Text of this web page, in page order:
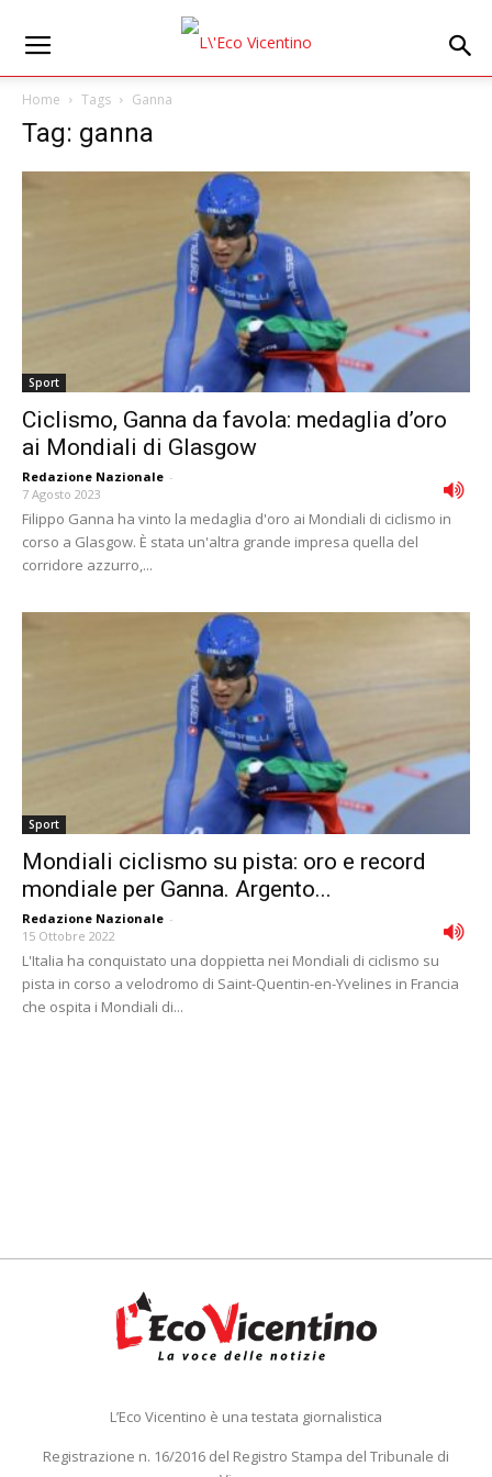
Home Tags Ganna
Tag: ganna
Sport
Ciclismo, Ganna da favola: medaglia d’oro
ai Mondiali di Glasgow
Redazione Nazionale -
7 Agosto 2023
Filippo Ganna ha vinto la medaglia d'oro ai Mondiali di ciclismo in
corso a Glasgow. È stata un'altra grande impresa quella del
corridore azzurro,...
Sport
Mondiali ciclismo su pista: oro e record
mondiale per Ganna. Argento...
Redazione Nazionale -
15 Ottobre 2022
L'Italia ha conquistato una doppietta nei Mondiali di ciclismo su
pista in corso a velodromo di Saint-Quentin-en-Yvelines in Francia
che ospita i Mondiali di...
L’Eco Vicentino è una testata giornalistica
Registrazione n. 16/2016 del Registro Stampa del Tribunale di